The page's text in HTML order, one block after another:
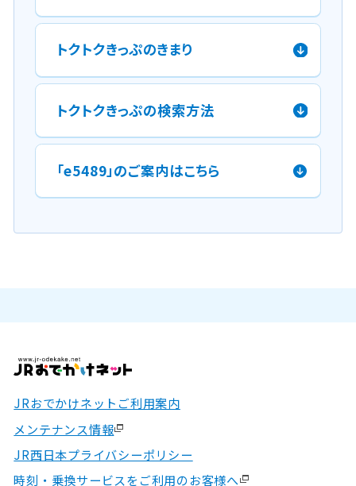
トクトクきっぷのきまり
トクトクきっぷの検索方法
「e5489」のご案内はこちら
JRおでかけネットご利用案内
メンテナンス情報
JR西日本プライバシーポリシー
時刻・乗換サービスをご利用のお客様へ